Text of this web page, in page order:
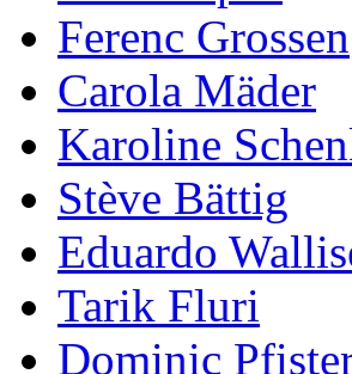
Ferenc Grossen
Carola Mäder
Karoline
Stève Bättig
Eduardo
Tarik Fluri
Dominic